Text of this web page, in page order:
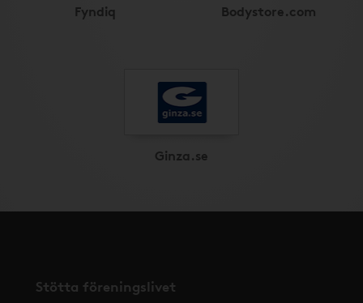
Fyndiq Bodystore.com
Ginza.se
Stötta föreningslivet